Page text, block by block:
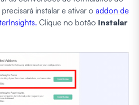
instalar e ativar o addon de
Clique no botão Instalar